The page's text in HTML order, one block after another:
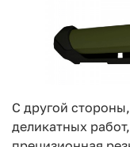
С другой
деликатных